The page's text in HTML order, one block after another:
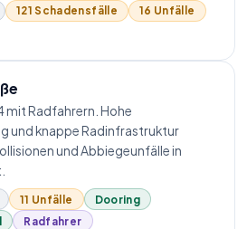
121 Schadensfälle
16 Unfälle
mit Radfahrern. Hohe
und knappe Radinfrastruktur
und Abbiegeunfälle in
11 Unfälle
Dooring
Radfahrer